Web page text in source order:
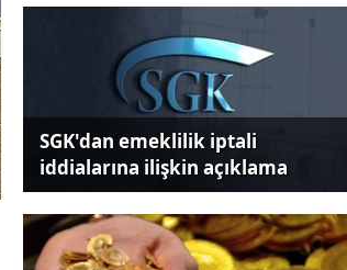
SGK'dan emeklilik iptali
iddialarına ilişkin açıklama